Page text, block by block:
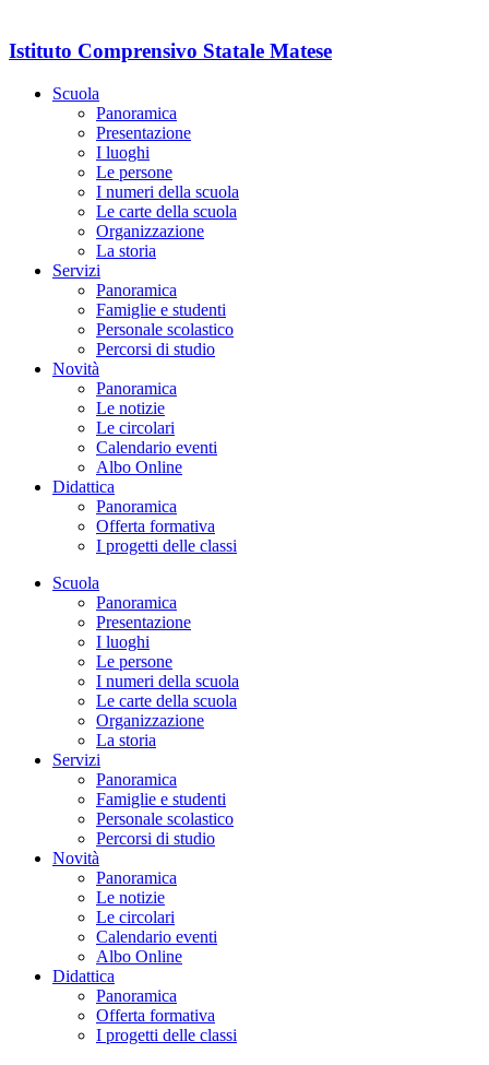
Istituto Comprensivo Statale Matese
Scuola
Panoramica
Presentazione
I luoghi
Le persone
I numeri della scuola
Le carte della scuola
Organizzazione
La storia
Servizi
Panoramica
Famiglie e studenti
Personale scolastico
Percorsi di studio
Novità
Panoramica
Le notizie
Le circolari
Calendario eventi
Albo Online
Didattica
Panoramica
Offerta formativa
I progetti delle classi
Scuola
Panoramica
Presentazione
I luoghi
Le persone
I numeri della scuola
Le carte della scuola
Organizzazione
La storia
Servizi
Panoramica
Famiglie e studenti
Personale scolastico
Percorsi di studio
Novità
Panoramica
Le notizie
Le circolari
Calendario eventi
Albo Online
Didattica
Panoramica
Offerta formativa
I progetti delle classi